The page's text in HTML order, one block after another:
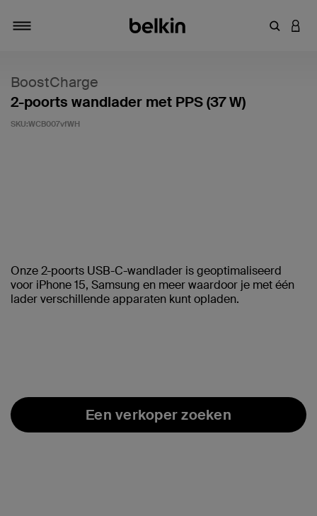
BoostCharge
2-poorts wandlader met PPS (37 W)
SKU:WCB007vfWH
Onze 2-poorts USB-C-wandlader is geoptimaliseerd
voor iPhone 15, Samsung en meer waardoor je met één
lader verschillende apparaten kunt opladen.
Een verkoper zoeken